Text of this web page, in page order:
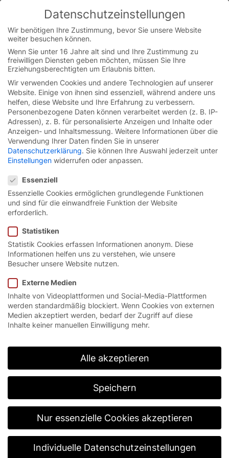
You are currently on the German website.
Switch to the English version.
Skip
content
FalttorALP-FT.
Energieeffizient,
platzsparend und
nachhaltig.
Das ALP-FT vereint Funktionalität und Ästhetik.
wartungsfreundlich. Zudem lässt sich das Tor
individuell anpassen, ist für hohe Windlasten
ausgelegt und bietet einen wirkungsvollen
Datenschutzeinstellungen
Wir benötigen Ihre Zustimmung, bevor Sie unsere Website
weiter besuchen können.
Wenn Sie unter 16 Jahre alt sind und Ihre Zustimmung zu
freiwilligen Diensten geben möchten, müssen Sie Ihre
Erziehungsberechtigten um Erlaubnis bitten.
Wir verwenden Cookies und andere Technologien auf unserer
Website. Einige von ihnen sind essenziell, während andere uns
helfen, diese Website und Ihre Erfahrung zu verbessern.
Personenbezogene Daten können verarbeitet werden (z. B. IP-
Adressen), z. B. für personalisierte Anzeigen und Inhalte oder
Anzeigen- und Inhaltsmessung. Weitere Informationen über die
Verwendung Ihrer Daten finden Sie in unserer
Datenschutzerklärung. Sie können Ihre Auswahl jederzeit unter
Einstellungen widerrufen oder anpassen.
Essenziell
Essenzielle Cookies ermöglichen grundlegende Funktionen
und sind für die einwandfreie Funktion der Website
erforderlich.
Statistiken
Statistik Cookies erfassen Informationen anonym. Diese
Informationen helfen uns zu verstehen, wie unsere
Besucher unsere Website nutzen.
Externe Medien
Inhalte von Videoplattformen und Social-Media-Plattformen
werden standardmäßig blockiert. Wenn Cookies von externen
Medien akzeptiert werden, bedarf der Zugriff auf diese
Inhalte keiner manuellen Einwilligung mehr.
Alle akzeptieren
Speichern
Nur essenzielle Cookies akzeptieren
Individuelle Datenschutzeinstellungen